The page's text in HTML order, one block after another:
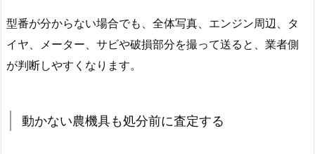
型番が分からない場合でも、全体写真、エンジン周辺、タ
イヤ、メーター、サビや破損部分を撮って送ると、業者側
が判断しやすくなります。
動かない農機具も処分前に査定する